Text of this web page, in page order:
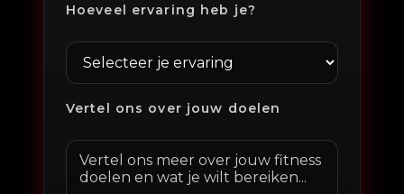
Hoeveel ervaring heb je?
Vertel ons over jouw doelen